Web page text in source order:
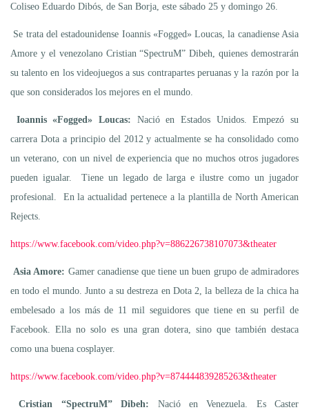
Coliseo Eduardo Dibós, de San Borja, este sábado 25 y domingo 26.
Se trata del estadounidense Ioannis «Fogged» Loucas, la canadiense Asia
Amore y el venezolano Cristian “SpectruM” Dibeh, quienes demostrarán
su talento en los videojuegos a sus contrapartes peruanas y la razón por la
que son considerados los mejores en el mundo.
Ioannis «Fogged» Loucas: Nació en Estados Unidos. Empezó su
carrera Dota a principio del 2012 y actualmente se ha consolidado como
un veterano, con un nivel de experiencia que no muchos otros jugadores
pueden igualar. Tiene un legado de larga e ilustre como un jugador
profesional. En la actualidad pertenece a la plantilla de North American
Rejects.
https://www.facebook.com/video.php?v=886226738107073&theater
Asia Amore: Gamer canadiense que tiene un buen grupo de admiradores
en todo el mundo. Junto a su destreza en Dota 2, la belleza de la chica ha
embelesado a los más de 11 mil seguidores que tiene en su perfil de
Facebook. Ella no solo es una gran dotera, sino que también destaca
como una buena cosplayer.
https://www.facebook.com/video.php?v=874444839285263&theater
Cristian “SpectruM” Dibeh: Nació en Venezuela. Es Caster